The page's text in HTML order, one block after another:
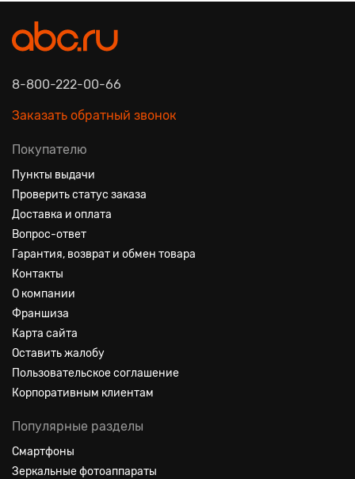
8-800-222-00-66
Заказать обратный звонок
Покупателю
Пункты выдачи
Проверить статус заказа
Доставка и оплата
Вопрос-ответ
Гарантия, возврат и обмен товара
Контакты
О компании
Франшиза
Карта сайта
Оставить жалобу
Пользовательское соглашение
Корпоративным клиентам
Популярные разделы
Смартфоны
Зеркальные фотоаппараты